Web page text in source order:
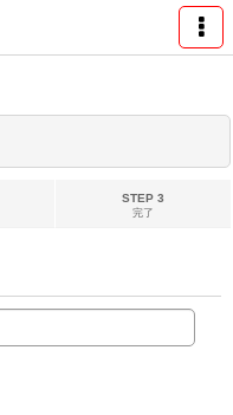
STEP 3
完了